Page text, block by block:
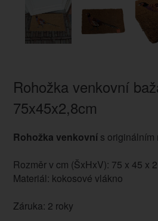
Rohožka venkovní
75x45x2,8cm
Rohožka venkovnís originálním
Rozměr v cm (ŠxHxV): 75 x 45 x
Materiál: kokosové vlákno
Záruka: 2 roky